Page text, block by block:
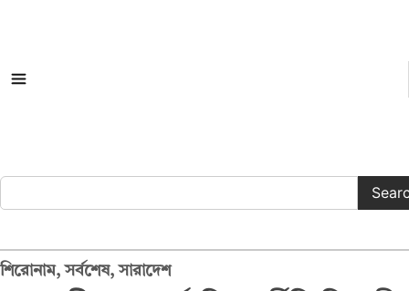
সকল ক্যাটাগরি
শিরোনাম,সর্বশেষ,সারাদেশ